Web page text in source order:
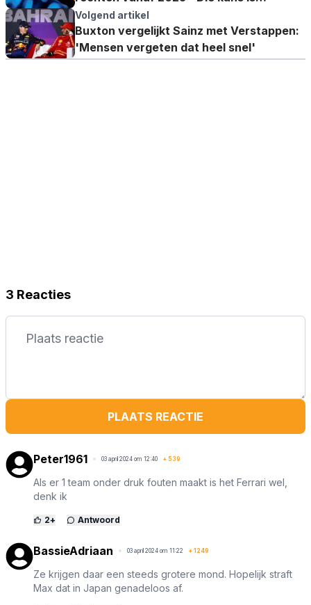
bijzonder groot'
Volgend artikel
Buxton vergelijkt Sainz met Verstappen:
'Mensen vergeten dat heel snel'
3 Reacties
PLAATS REACTIE
Peter1961 03 april 2024 om 12:40 + 539
Als er 1 team onder druk fouten maakt is het Ferrari wel,
denk ik
2+ Antwoord
BassieAdriaan 03 april 2024 om 11:22 + 1249
Ze krijgen daar een steeds grotere mond. Hopelijk straft
Max dat in Japan genadeloos af.